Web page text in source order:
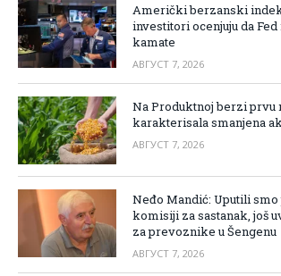
Američki berzanski
investitori ocenjuju da
kamate
АВГУСТ 7, 2026
Na Produktnoj berzi prvu
karakterisala smanjena
АВГУСТ 7, 2026
Neđo Mandić: Uputili
komisiji za sastanak, još
za prevoznike u Šengenu
АВГУСТ 7, 2026